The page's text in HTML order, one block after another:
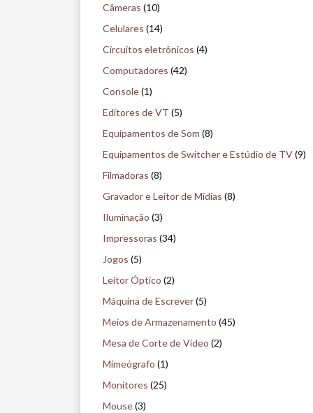
Câmeras (10)
Celulares (14)
Circuitos eletrônicos (4)
Computadores (42)
Console(1)
Editores de VT (5)
Equipamentos de Som (8)
Equipamentos de Switcher e Estúdio de TV(9)
Filmadoras (8)
Gravador e Leitor de Mídias (8)
Iluminação (3)
Impressoras (34)
Jogos (5)
Leitor Óptico (2)
Máquina de Escrever(5)
Meios de Armazenamento (45)
Mesa de Corte de Vídeo (2)
Mimeógrafo (1)
Monitores (25)
Mouse(3)